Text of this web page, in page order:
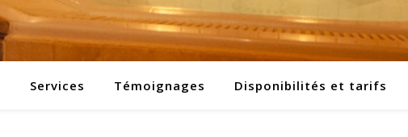
Services Témoignages Disponibilités et tarifs